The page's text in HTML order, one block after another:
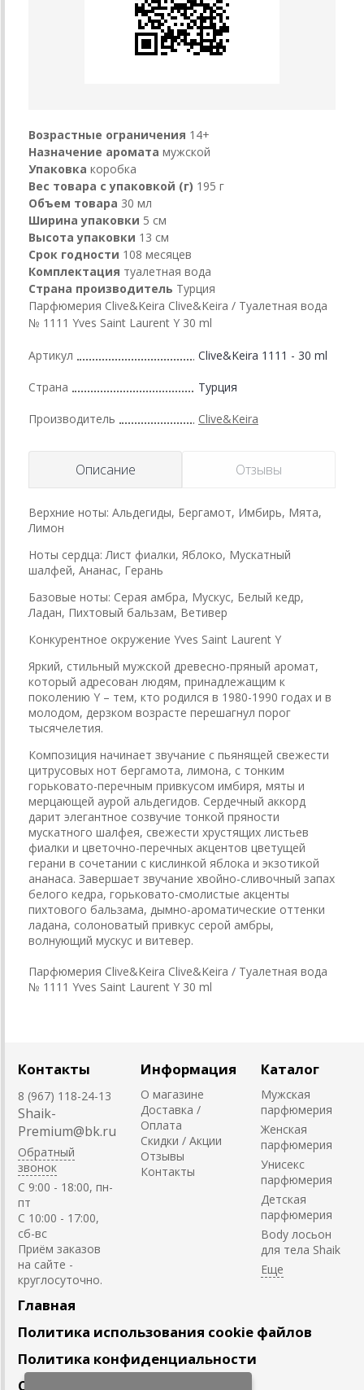
Возрастные ограничения 14+
Назначение аромата мужской
Упаковка коробка
Вес товара с упаковкой (г) 195 г
Объем товара 30 мл
Ширина упаковки 5 см
Высота упаковки 13 см
Срок годности 108 месяцев
Комплектация туалетная вода
Страна производитель Турция
Парфюмерия Clive&Keira Clive&Keira / Туалетная вода
№ 1111 Yves Saint Laurent Y 30 ml
Артикул Clive&Keira 1111 - 30 ml
Страна Турция
Производитель Clive&Keira
Описание Отзывы
Верхние ноты: Альдегиды, Бергамот, Имбирь, Мята,
Лимон
Ноты сердца: Лист фиалки, Яблоко, Мускатный
шалфей, Ананас, Герань
Базовые ноты: Серая амбра, Мускус, Белый кедр,
Ладан, Пихтовый бальзам, Ветивер
Конкурентное окружение Yves Saint Laurent Y
Яркий, стильный мужской древесно-пряный аромат,
который адресован людям, принадлежащим к
поколению Y – тем, кто родился в 1980-1990 годах и в
молодом, дерзком возрасте перешагнул порог
тысячелетия.
Композиция начинает звучание с пьянящей свежести
цитрусовых нот бергамота, лимона, с тонким
горьковато-перечным привкусом имбиря, мяты и
мерцающей аурой альдегидов. Сердечный аккорд
дарит элегантное созвучие тонкой пряности
мускатного шалфея, свежести хрустящих листьев
фиалки и цветочно-перечных акцентов цветущей
герани в сочетании с кислинкой яблока и экзотикой
ананаса. Завершает звучание хвойно-сливочный запах
белого кедра, горьковато-смолистые акценты
пихтового бальзама, дымно-ароматические оттенки
ладана, солоноватый привкус серой амбры,
волнующий мускус и витевер.
Парфюмерия Clive&Keira Clive&Keira / Туалетная вода
№ 1111 Yves Saint Laurent Y 30 ml
Контакты
8 (967) 118-24-13
Shaik-
Premium@bk.ru
Обратный
звонок
C 9:00 - 18:00, пн-
пт
С 10:00 - 17:00,
сб-вс
Приём заказов
на сайте -
круглосуточно.
Информация
О магазине
Доставка /
Оплата
Скидки / Акции
Отзывы
Контакты
Каталог
Мужская
парфюмерия
Женская
парфюмерия
Унисекс
парфюмерия
Детская
парфюмерия
Body лосьон
для тела Shaik
Главная
Политика использования cookie файлов
Политика конфиденциальности
Сотрудничество